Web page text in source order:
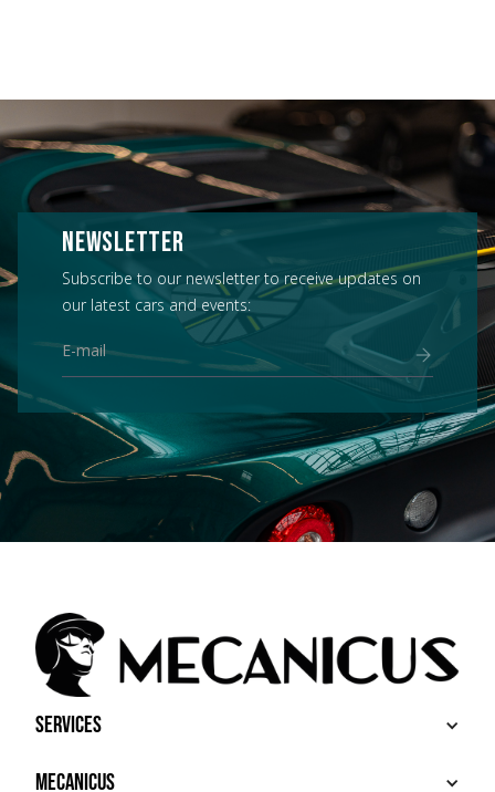
NEWSLETTER
Subscribe to our newsletter to receive updates on
our latest cars and events:
Services
BUY
Mecanicus